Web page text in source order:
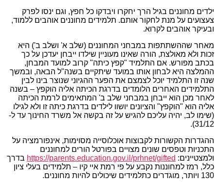
ילדים מחוננים בגיל הרך יחקרו ויבדקו כל חפץ, וגם ינסו לפרק
צעצועים על מנת לחקור אותם. תלמידים מחוננים אוהבים ללמוד,
ובעיקר אוהבים לקרוא.
מאחר שההשתתפות במבחני המחוננים (שלב א' ושלב ב') היא
זכות ולא מאולצת, הורה שאינו מעוניין שילדו ייבחן יעדכן על כך
בכתב מפורש. אם התלמיד "קפץ כיתה" קרוב למועד המבחן,
ההמלצה היא לבחון אותו במועד שיתקיים בשנה"ל הבאה, ובמשך
שנה זו התלמיד יוכל לצמצם את הפער ההגיוני שנוצר בינו לבין
התלמידים האחרים הלומדים בדרגת הכיתה אליה הוקפץ – בשנה
לאחר מכן הוא ייבחן במבחני שלב ב' המתאימים לרמת הכיתה
אליה הוא "הוקפץ" והציונים יושוו לילדים בדרגת כיתה זו ולא לגילו
(שימו לב, יהיה עליכם להגיש על זה בקשה אל משרד החינוך עד ל-
31/12).
ההגדרות הקשורות לקבוצות אוכלוסייה מסוימות, אינפורמציה על
התכניות וטפסים שונים מצויים בפורטל הורים למחוננים
ולמצטיינים: https://parents.education.gov.il/prhnet/gifted בדרך
כלל, רמז למחוננות נקבע על פי רמת איי קיו – תלמידים בעלי ציון
130 ויותר, מוגדרים כתלמידים שיכולים להיות מחוננים.